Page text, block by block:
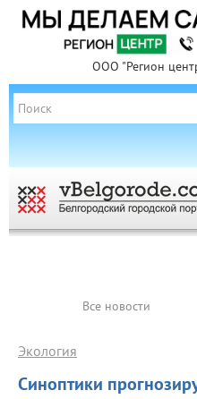
ООО "Регион
Все новости
Синоптики
Экология